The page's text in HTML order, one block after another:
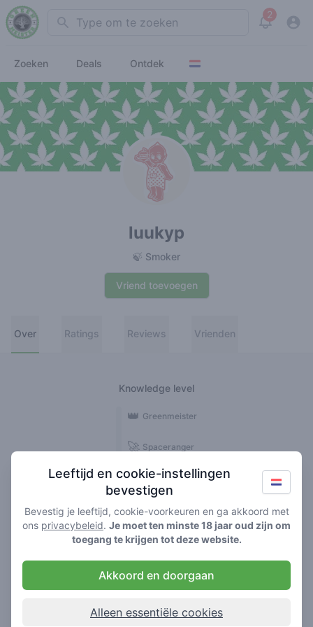
Search 2
View
Zoeken Deals Ontdek
luukyp
🍃 Smoker
Vriend toevoegen
Over Ratings Reviews Vrienden
Knowledge level
🍃 Smoker
🌱 Roller
🥦 Stoner
🚀 Spaceranger
👑 Greenmeister
Reviews
Leeftijd en cookie-instellingen
bevestigen
Bevestig je leeftijd, cookie-voorkeuren en ga akkoord met
ons privacybeleid. Je moet ten minste 18 jaar oud zijn om
toegang te krijgen tot deze website.
Akkoord en doorgaan
Alleen essentiële cookies